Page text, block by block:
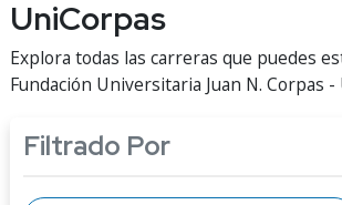
UniCorpas
Explora todas las carreras que puedes
Fundación Universitaria Juan N. Corpas
Filtrado Por